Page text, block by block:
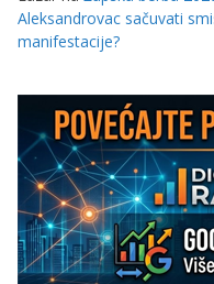
Aleksandrovac sačuvati
manifestacije?